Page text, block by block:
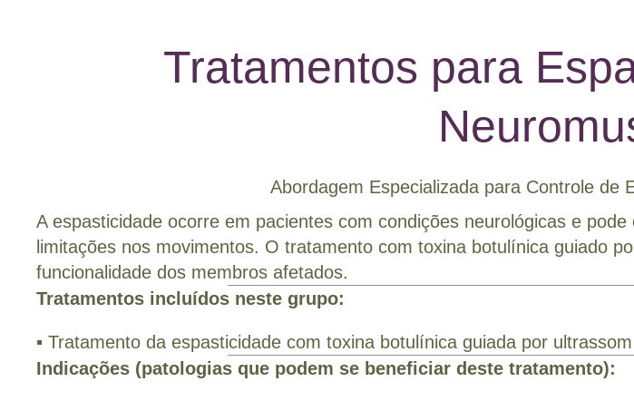
Tratamentos para
Abordagem Especializada para Controle de
A espasticidade ocorre em pacientes com condições neurológicas e
limitações nos movimentos. O tratamento com toxina botulínica guiado
funcionalidade dos membros afetados.
Tratamentos incluídos neste grupo:
▪ Tratamento da espasticidade com toxina botulínica guiada por ultrassom
Indicações (patologias que podem se beneficiar deste tratamento):